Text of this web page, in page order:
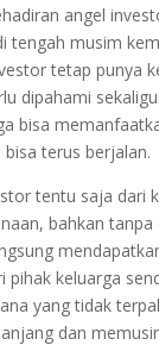
angel
tengah musim
tetap punya
dipahami
bisa
terus berjalan.
tentu saja dari
bahkan tanpa
pihak keluarga
yang tidak
dan